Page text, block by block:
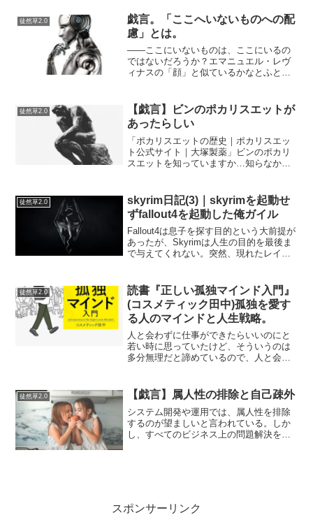
明）とのこと。２...
徒然草2.0
戯言。「ここへいないものへの配
慮」とは。
――ここにいないものは、ここにいるの
ではないだろうか？エマニュエル・レヴ
ィナスの「顔」と似ているかなとふと思
の手のものだしなぁ。…私達はあるもの
を肯定する時、一方でそれ...
徒然草2.0
【戯言】ビンのポカリスエットが
あったらしい
「ポカリスエットの歴史｜ポカリスエッ
ト公式サイト｜大塚製薬」ビンのポカリ
スエットを知っていますか…知らなかっ
スエットを飲んでみたい。冷たくて美味
しそうなので。
徒然草2.0
skyrim日記(3)｜skyrimを起動せ
ずfallout4を起動した俺ガイル
Fallout4は息子を探す目的という大前提が
あったが、Skyrimは人生の目的を最後ま
で与えてくれない。突然、現れたレイダ
きだって、わたしは片時もショーンの事
を忘れた...
徒然草2.0
読書『正しい孤独マインド入門』
(コスメティック田中)孤独を愛す
る人のマインドと人生戦略。
人と会わずに仕事ができたらいいのにと
若い時に思っていたけど、そういうのは
多分無理だと諦めているので、人と会わ
なります。そんな方法があるなら私に教
えておくれ。というわけで...
徒然草2.0 【戯言】属人性の排除と自己疎外
システム開発や運用では、属人性を排除
するのが望ましいと言われている。しか
し、すべてのビジネス上の問題解決を標
スポンサーリンク